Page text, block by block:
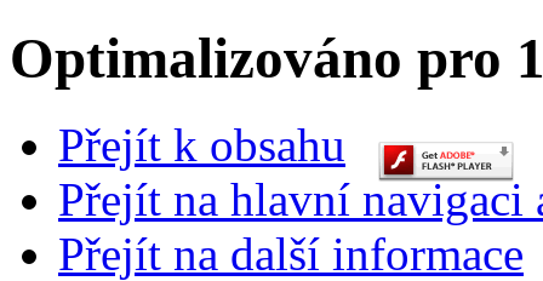
Optimalizováno pro
Přejít k obsahu
Přejít na hlavní navigaci
Přejít na další informace